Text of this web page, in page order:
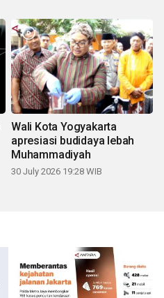
Wali Kota Yogyakarta
apresiasi budidaya lebah
Muhammadiyah
30 July 2026 19:28 WIB